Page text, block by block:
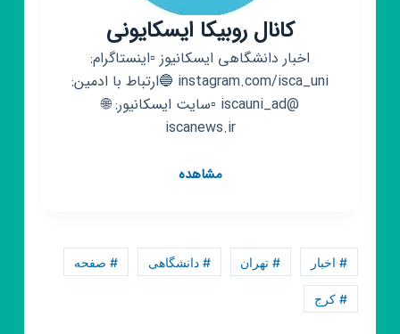
کانال روبیکا ایسکایونی
اخبار دانشگاهی ایسکانیوز ▫️اینستاگرام:
instagram.com/isca_uni 🔵ارتباط با ادمین:
@iscauni_ad ▫️سایت ایسکانیور: 🌐
iscanews.ir
مشاهدهکانال
# اخبار # تهران # دانشگاهی # صفحه
# کرج